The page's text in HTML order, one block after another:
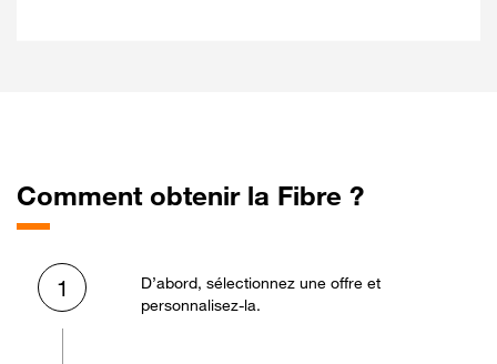
Comment obtenir la Fibre ?
1
D’abord, sélectionnez une offre et
personnalisez-la.